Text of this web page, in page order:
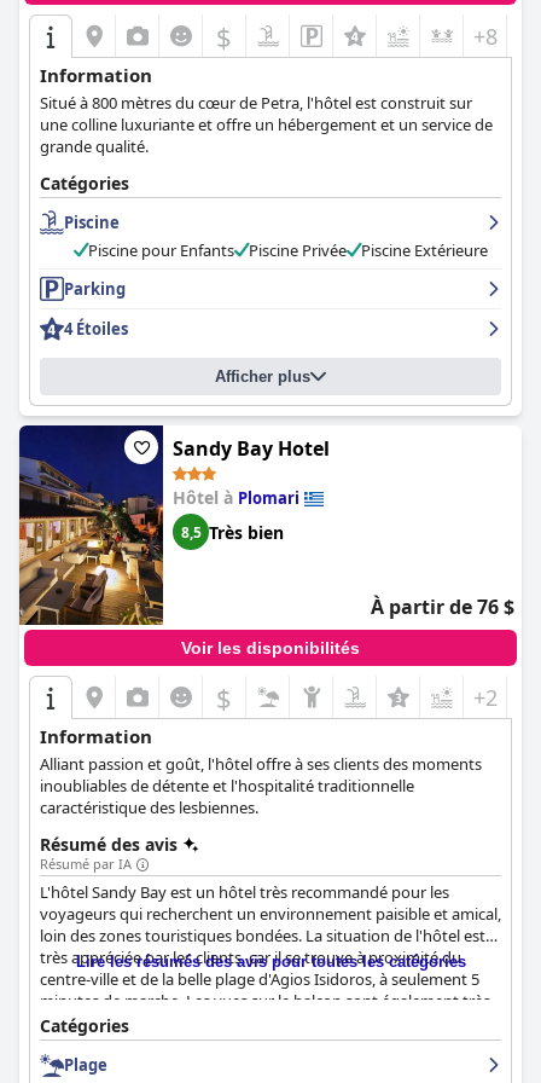
$ +8
Information
Situé à 800 mètres du cœur de Petra, l'hôtel est construit sur
une colline luxuriante et offre un hébergement et un service de
grande qualité.
Catégories
Piscine
Piscine pour Enfants
Piscine Privée
Piscine Extérieure
Parking
4 Étoiles
Afficher plus
Sandy Bay Hotel
Hôtel à Plomari
8,5 Très bien
À partir de 76 $
Voir les disponibilités
$ +2
Information
Alliant passion et goût, l'hôtel offre à ses clients des moments
inoubliables de détente et l'hospitalité traditionnelle
caractéristique des lesbiennes.
Résumé des avis
Résumé par IA
L'hôtel Sandy Bay est un hôtel très recommandé pour les
voyageurs qui recherchent un environnement paisible et amical,
loin des zones touristiques bondées. La situation de l'hôtel est
très appréciée par les clients, car il se trouve à proximité du
centre-ville et de la belle plage d'Agios Isidoros, à seulement 5
minutes de marche. Les vues sur le balcon sont également très
appréciées par les clients. L'hôtel propose un petit déjeuner
fantastique avec un grand choix d'options, servi au bord de la
piscine avec une bonne variété de plats. Les chambres sont très
Lire les résumés des avis pour toutes les catégories
Catégories
Plage